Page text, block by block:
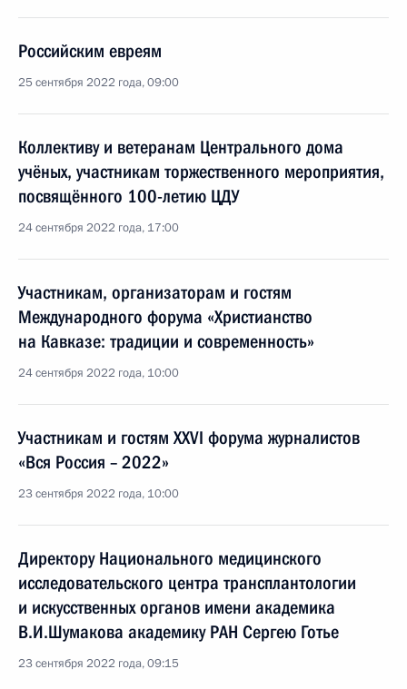
Российским евреям
25 сентября 2022 года, 09:00
Коллективу и ветеранам Центрального дома
учёных, участникам торжественного мероприятия,
посвящённого 100-летию ЦДУ
24 сентября 2022 года, 17:00
Участникам, организаторам и гостям
Международного форума «Христианство
на Кавказе: традиции и современность»
24 сентября 2022 года, 10:00
Участникам и гостям XXVI форума журналистов
«Вся Россия – 2022»
23 сентября 2022 года, 10:00
Директору Национального медицинского
исследовательского центра трансплантологии
и искусственных органов имени академика
В.И.Шумакова академику РАН Сергею Готье
23 сентября 2022 года, 09:15